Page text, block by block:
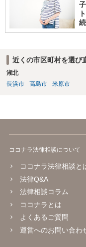
近くの市区町村を選び
湖北
長浜市
高島市 米原市
ココナラ法律相談について
ココナラ法律相談と
法律Q&A
法律相談コラム
ココナラとは
よくあるご質問
運営へのお問い合わ